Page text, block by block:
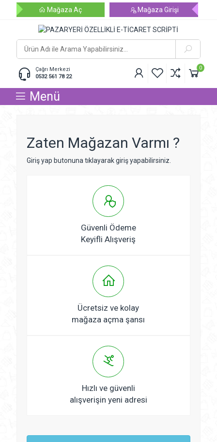
Mağaza Aç Mağaza Girişi
Çağrı Merkezi
0532 561 78 22
0
Menü
Zaten Mağazan Varmı ?
Giriş yap butonuna tıklayarak giriş yapabilirsiniz.
Güvenli Ödeme
Keyifli Alışveriş
Ücretsiz ve kolay
mağaza açma şansı
Hızlı ve güvenli
alışverişin yeni adresi